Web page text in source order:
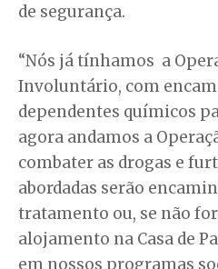
de segurança.
“Nós já tínhamos a
Involuntário, com
dependentes químicos
agora andamos a
combater as drogas e
abordadas serão
tratamento ou, se não
alojamento na Casa de
em nossos programas